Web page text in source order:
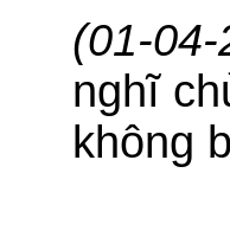
(01-
nghĩ
không